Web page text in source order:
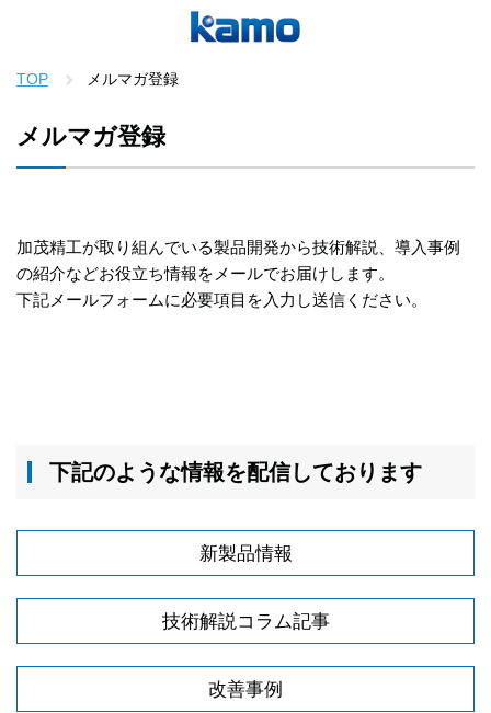
TOP メルマガ登録
メルマガ登録
加茂精工が取り組んでいる製品開発から技術解説、導入事例
の紹介などお役立ち情報をメールでお届けします。
下記メールフォームに必要項目を入力し送信ください。
下記のような情報を配信しております
新製品情報
技術解説コラム記事
改善事例